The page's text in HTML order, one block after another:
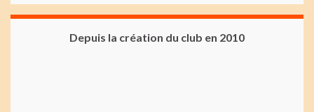
Depuis la création du club en 2010